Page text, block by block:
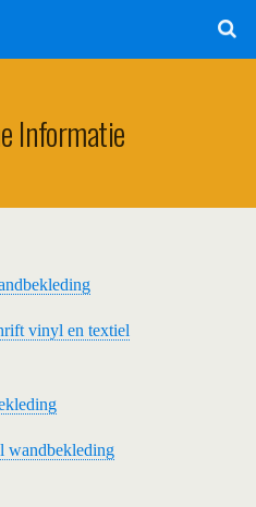
Informatie
vinyl en textiel
wandbekleding